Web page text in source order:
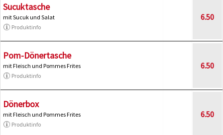
Sucuktasche
mit Sucuk und Salat
Produktinfo
6.50
Pom-Dönertasche
mit Fleisch und Pommes Frites
Produktinfo
6.50
Dönerbox
mit Fleisch und Pommes Frites
Produktinfo
6.50